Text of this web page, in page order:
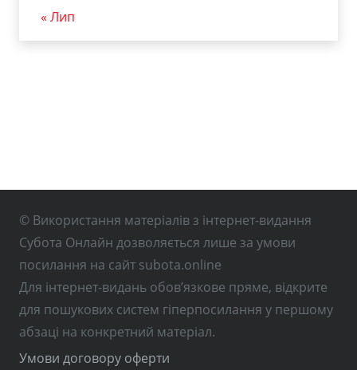
« Лип
© Використання матеріалів з інтернет-видання
Субота Онлайн дозволяється лише за умови
посилання на сайт subota.online
Для інтернет-видань обов’язкове пряме, відкрите
для пошукових систем гіперпосилання у першому
абзаці на конкретний матеріал.
Умови договору оферти